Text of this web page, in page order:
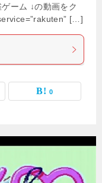
ーム ↓の動画をク
[…]
0